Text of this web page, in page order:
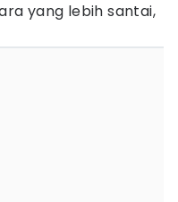
yang lebih santai,